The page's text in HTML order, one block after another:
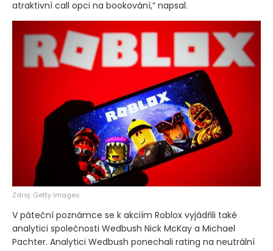
atraktivní call opci na bookování,“ napsal.
Zdroj: Getty Images
V páteční poznámce se k akciím Roblox vyjádřili také
analytici společnosti Wedbush Nick McKay a Michael
Pachter. Analytici Wedbush ponechali rating na neutrální